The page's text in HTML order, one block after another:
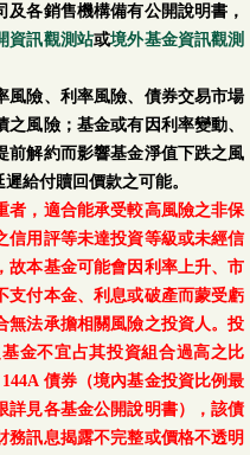
各銷售機構備有公開說明書，
資訊觀測站或境外基金資訊觀測
風險、利率風險、債券交易市場
風險；基金或有因利率變動、
前解約而影響基金淨值下跌之風
給付贖回價款之可能。
者，適合能承受較高風險之非保
信用評等未達投資等級或未經信
故本基金可能會因利率上升、市
支付本金、利息或破產而蒙受虧
無法承擔相關風險之投資人。投
金不宜占其投資組合過高之比
債券（境內基金投資比例最
詳見各基金公開說明書），該債
訊息揭露不完整或價格不透明